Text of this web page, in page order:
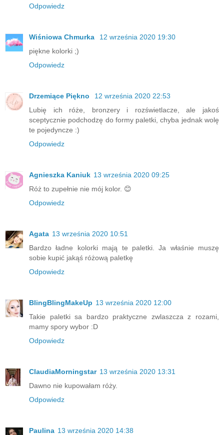
Odpowiedz
Wiśniowa Chmurka
12 września 2020 19:30
piękne kolorki ;)
Odpowiedz
Drzemiące Piękno
12 września 2020 22:53
Lubię ich róże, bronzery i rozświetlacze, ale jakoś
sceptycznie podchodzę do formy paletki, chyba jednak wolę
te pojedyncze :)
Odpowiedz
Agnieszka Kaniuk 13 września 2020 09:25
Róż to zupełnie nie mój kolor. 😊
Odpowiedz
Agata 13 września 2020 10:51
Bardzo ładne kolorki mają te paletki. Ja właśnie muszę
sobie kupić jakąś różową paletkę
Odpowiedz
BlingBlingMakeUp 13 września 2020 12:00
Takie paletki sa bardzo praktyczne zwlaszcza z rozami,
mamy spory wybor :D
Odpowiedz
ClaudiaMorningstar 13 września 2020 13:31
Dawno nie kupowałam róży.
Odpowiedz
Paulina 13 września 2020 14:38